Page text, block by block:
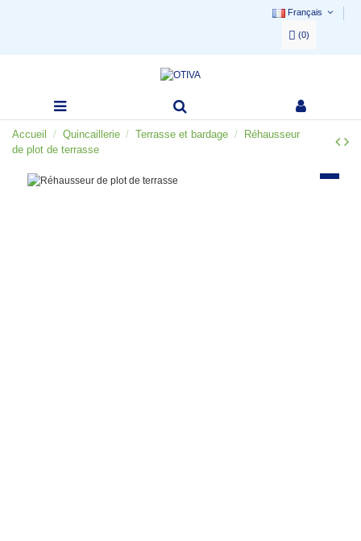
Français
(0)
Accueil Quincaillerie Terrasse et bardage
Réhausseur
de plot de terrasse